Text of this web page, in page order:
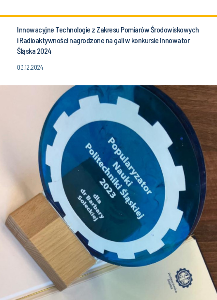
Innowacyjne Technologie z Zakresu Pomiarów Środowiskowych
i Radioaktywności nagrodzone na gali w konkursie Innowator
Śląska 2024
03.12.2024